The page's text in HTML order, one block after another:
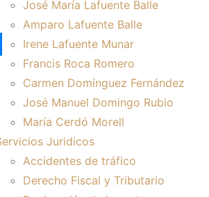
El Despacho
José María Lafuente Balle
Amparo Lafuente Balle
Irene Lafuente Munar
Francis Roca Romero
Carmen Domínguez Fernández
José Manuel Domingo Rubio
María Cerdó Morell
Juridicos
Accidentes de tráfico
Derecho Fiscal y Tributario